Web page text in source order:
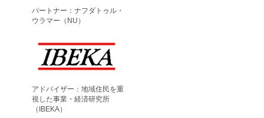
パートナー：ナフダトゥル・
ウラマー（NU）
アドバイザー：地域住民を重
視した事業・経済研究所
（IBEKA）